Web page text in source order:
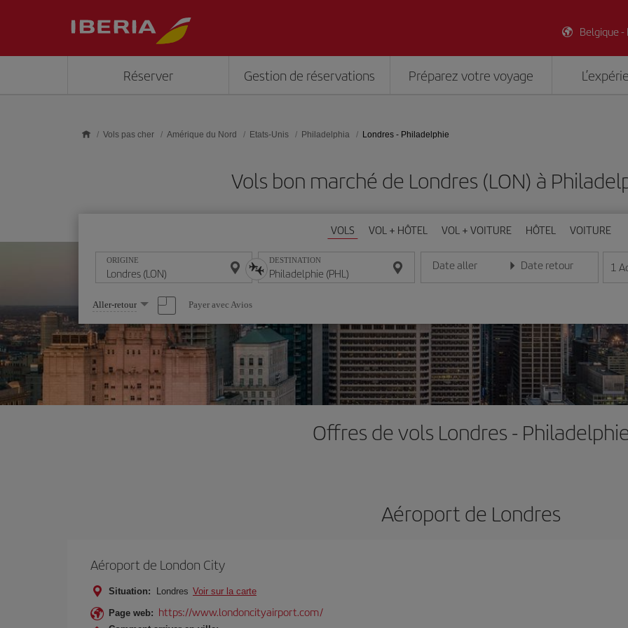
Belgique -
Réserver Gestion de réservations Préparez votre voyage
Vols pas cher Amérique du Nord Etats-Unis Philadelphia Londres - Philadelphie
Vols bon marché de Londres (LON) à
VOLS VOL + HÔTEL VOL + VOITURE HÔTEL VOITURE
ORIGINE DESTINATION Date aller
Entrez la date au format jour/mois/année
Date retour
Entrez la date au format 1
Sélectionnez
une
option
Aller-retour Payer avec Avios
Offres de vols Londres -
Aéroport de Londres
Aéroport de London City
Situation: Londres Voir sur la carte
Page web: https://www.londoncityairport.com/